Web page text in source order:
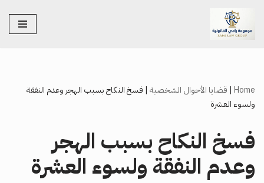
تخطى
Home
| قضايا الأحوال الشخصية | فسخ النكاح بسبب الهجر وعدم النفقة
ولسوء العشرة
فسخ النكاح بسبب الهجر
وعدم النفقة ولسوء العشرة